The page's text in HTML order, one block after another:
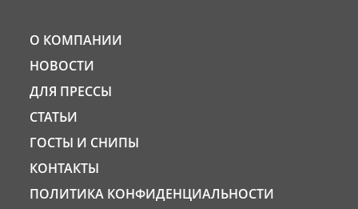
О КОМПАНИИ
НОВОСТИ
ДЛЯ ПРЕССЫ
СТАТЬИ
ГОСТЫ И СНИПЫ
КОНТАКТЫ
ПОЛИТИКА КОНФИДЕНЦИАЛЬНОСТИ